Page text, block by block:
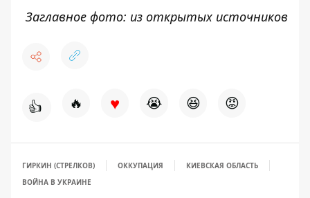
Заглавное фото: из открытых источников
👍 🔥 ♥ 😭 😆 😡
ГИРКИН (СТРЕЛКОВ) ОККУПАЦИЯ
КИЕВСКАЯ ОБЛАСТЬ
ВОЙНА В УКРАИНЕ